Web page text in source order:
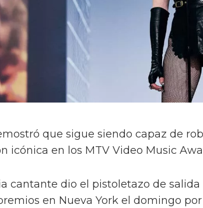
que sigue siendo capaz de
icónica en los MTV Video Music
cantante dio el pistoletazo de
en Nueva York el domingo por